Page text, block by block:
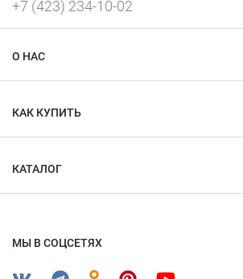
+7 (423) 234-10-02
О НАС
КАК КУПИТЬ
КАТАЛОГ
МЫ В СОЦСЕТЯХ